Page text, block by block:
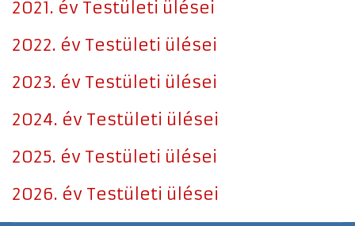
2021. év Testületi ülései
2022. év Testületi ülései
2023. év Testületi ülései
2024. év Testületi ülései
2025. év Testületi ülései
2026. év Testületi ülései